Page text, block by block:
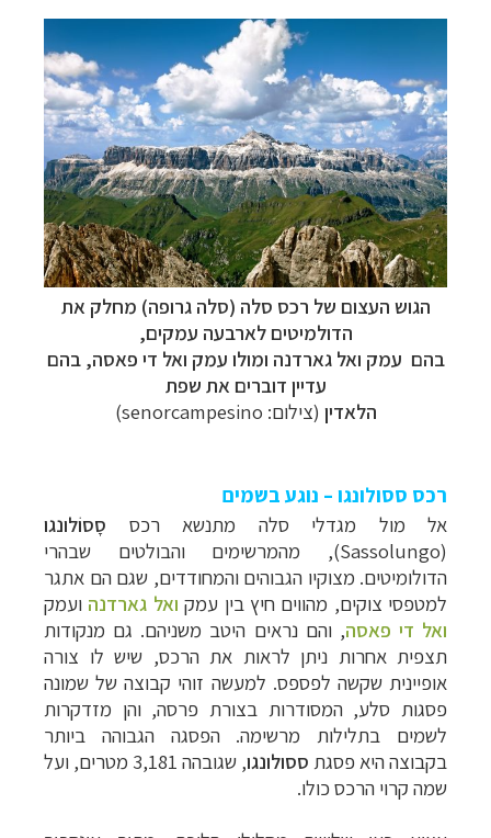
הגוש העצום של רכס סלה (סלה גרופה) מחלק את
הדולמיטים לארבעה עמקים,
בהם עמק ואל גארדנה ומולו עמק ואל די פאסה, בהם
עדיין דוברים את שפת
הלאדין (צילום: senorcampesino
)
רכס ססולונגו – נוגע בשמים
אל מול מגדלי סלה מתנשא רכס סָסוֹלונגו
(
Sassolungo), מהמרשימים והבולטים שבהרי
הדולומיטים. מצוקיו הגבוהים והמחודדים, שגם הם אתגר
למטפסי צוקים, מהווים חיץ בין עמק ואל גארדנה ועמק
ואל די פאסה, והם נראים היטב משניהם. גם מנקודות
תצפית אחרות ניתן לראות את הרכס, שיש לו צורה
אופיינית שקשה לפספס. למעשה זוהי קבוצה של שמונה
פסגות סלע, המסודרות בצורת פרסה, והן מזדקרות
לשמים בתלילות מרשימה. הפסגה הגבוהה ביותר
בקבוצה היא פסגת ססולונגו
, שגובהה 3,181 מטרים, ועל
שמה קרוי הרכס כולו.